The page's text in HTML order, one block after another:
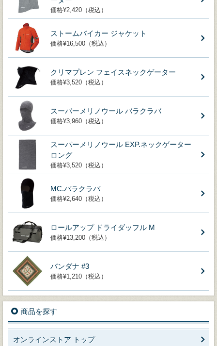
価格¥2,420（税込）
ストームバイカー ジャケット
価格¥16,500（税込）
クリマプレン フェイスネックゲーター
価格¥3,520（税込）
スーパーメリノウール バラクラバ
価格¥3,960（税込）
スーパーメリノウール EXP.ネックゲーター
ロング
価格¥3,520（税込）
MC.バラクラバ
価格¥2,640（税込）
ロールアップ ドライダッフル M
価格¥13,200（税込）
バンダナ #3
価格¥1,210（税込）
商品を探す
オンラインストア トップ